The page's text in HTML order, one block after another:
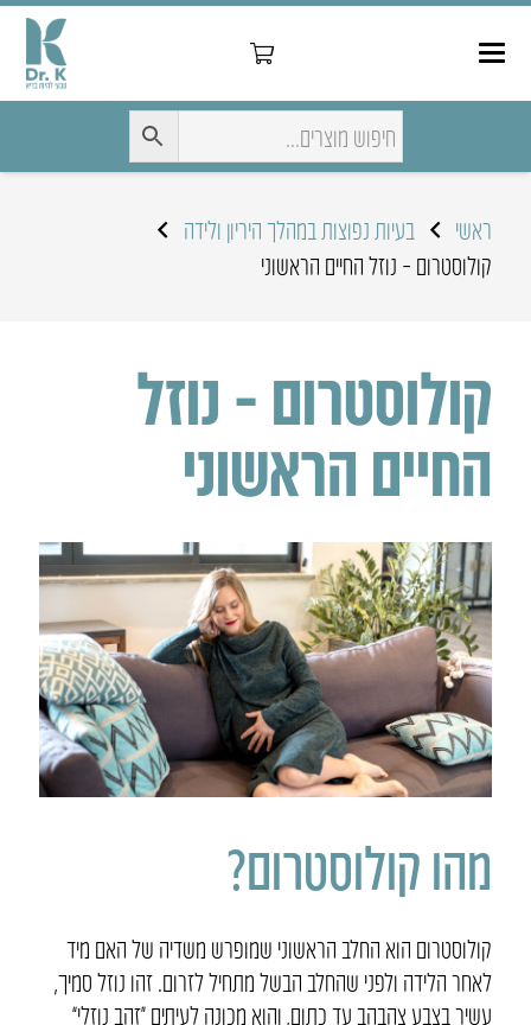
ראשי
בעיות נפוצות במהלך היריון ולידה
קולוסטרום – נוזל החיים הראשוני
קולוסטרום – נוזל
החיים הראשוני
מהו קולוסטרום?
קולוסטרום הוא החלב הראשוני שמופרש משדיה של האם מיד
לאחר הלידה ולפני שהחלב הבשל מתחיל לזרום. זהו נוזל סמיך,
עשיר בצבע צהבהב עד כתום, והוא מכונה לעיתים “זהב נוזלי”